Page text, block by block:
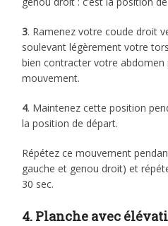
3. Ramenez votre coude droit
soulevant légèrement votre
bien contracter votre abdomen
mouvement.
4. Maintenez cette position
la position de départ.
Répétez ce mouvement
gauche et genou droit) et
30 sec.
4. Planche avec